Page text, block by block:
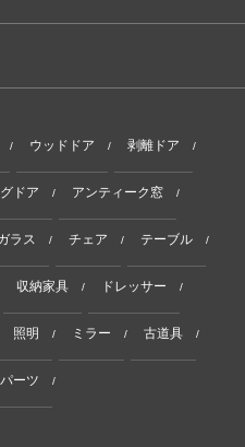
/ ウッドドア / 剥離ドア /
ドア / アンティーク窓 /
ラス / チェア / テーブル /
収納家具 / ドレッサー /
照明 / ミラー / 古道具 /
ーツ /